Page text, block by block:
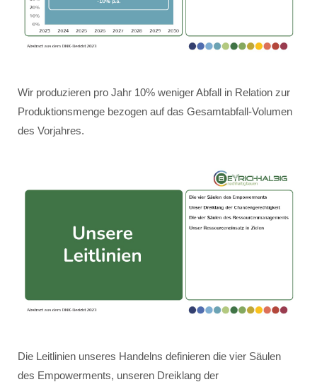
Wir produzieren pro Jahr 10% weniger Abfall in Relation zur
Produktionsmenge bezogen auf das Gesamtabfall-Volumen
des Vorjahres.
Die Leitlinien unseres Handelns definieren die vier Säulen
des Empowerments, unseren Dreiklang der